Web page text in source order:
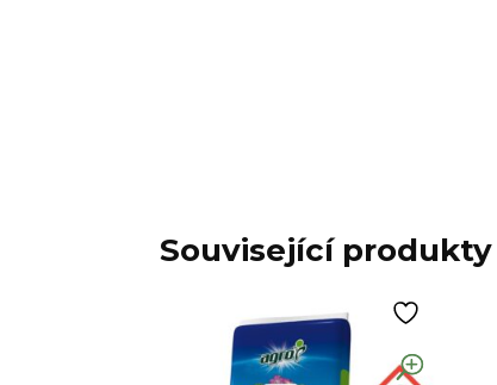
Související produkty